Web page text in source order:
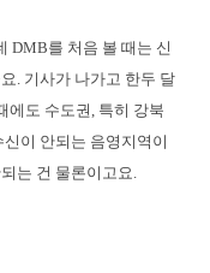
DMB를 처음 볼 때는 신
. 기사가 나가고 한두 달
에도 수도권, 특히 강북
이 안되는 음영지역이
는 건 물론이고요.